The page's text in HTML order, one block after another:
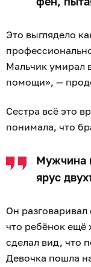
Это выглядело
Мальчик умирал
помощи», —
Сестра всё это
понимала, что
Мужчина
ярус
Он
что ребёнок ещё
сделал вид, что
Девочка пошла